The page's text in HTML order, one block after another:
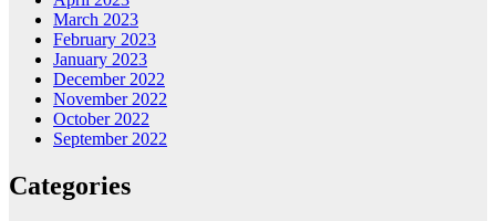
March 2023
February 2023
January 2023
December 2022
November 2022
October 2022
September 2022
Categories